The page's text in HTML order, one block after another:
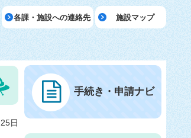
各課・施設への連絡先 施設マップ
日
手続き・申請ナビ